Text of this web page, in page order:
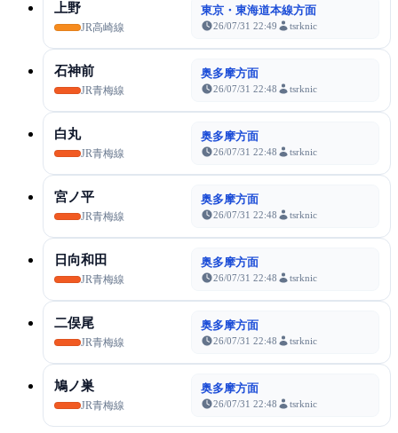
上野
JR高崎線
東京・東海道本線方面
26/07/31 22:49 tsrknic
石神前
JR青梅線
奥多摩方面
26/07/31 22:48 tsrknic
白丸
JR青梅線
奥多摩方面
26/07/31 22:48 tsrknic
宮ノ平
JR青梅線
奥多摩方面
26/07/31 22:48 tsrknic
日向和田
JR青梅線
奥多摩方面
26/07/31 22:48 tsrknic
二俣尾
JR青梅線
奥多摩方面
26/07/31 22:48 tsrknic
鳩ノ巣
JR青梅線
奥多摩方面
26/07/31 22:48 tsrknic